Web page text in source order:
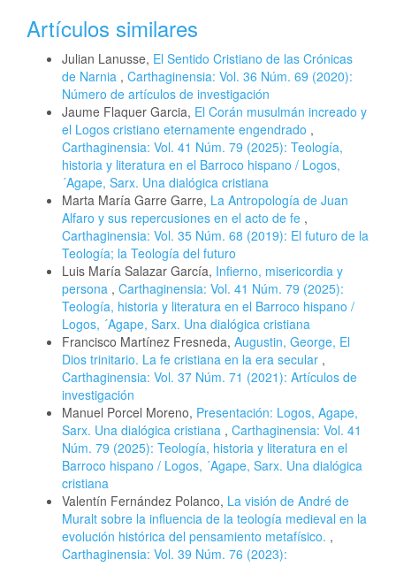
Artículos similares
Julian Lanusse, El Sentido Cristiano de las Crónicas
de Narnia , Carthaginensia: Vol. 36 Núm. 69 (2020):
Número de artículos de investigación
Jaume Flaquer Garcia, El Corán musulmán increado y
el Logos cristiano eternamente engendrado ,
Carthaginensia: Vol. 41 Núm. 79 (2025): Teología,
historia y literatura en el Barroco hispano / Logos,
´Agape, Sarx. Una dialógica cristiana
Marta María Garre Garre, La Antropología de Juan
Alfaro y sus repercusiones en el acto de fe ,
Carthaginensia: Vol. 35 Núm. 68 (2019): El futuro de la
Teología; la Teología del futuro
Luis María Salazar García, Infierno, misericordia y
persona , Carthaginensia: Vol. 41 Núm. 79 (2025):
Teología, historia y literatura en el Barroco hispano /
Logos, ´Agape, Sarx. Una dialógica cristiana
Francisco Martínez Fresneda, Augustin, George, El
Dios trinitario. La fe cristiana en la era secular ,
Carthaginensia: Vol. 37 Núm. 71 (2021): Artículos de
investigación
Manuel Porcel Moreno, Presentación: Logos, Agape,
Sarx. Una dialógica cristiana , Carthaginensia: Vol. 41
Núm. 79 (2025): Teología, historia y literatura en el
Barroco hispano / Logos, ´Agape, Sarx. Una dialógica
cristiana
Valentín Fernández Polanco, La visión de André de
Muralt sobre la influencia de la teología medieval en la
evolución histórica del pensamiento metafísico. ,
Carthaginensia: Vol. 39 Núm. 76 (2023):